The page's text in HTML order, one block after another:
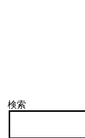
検索